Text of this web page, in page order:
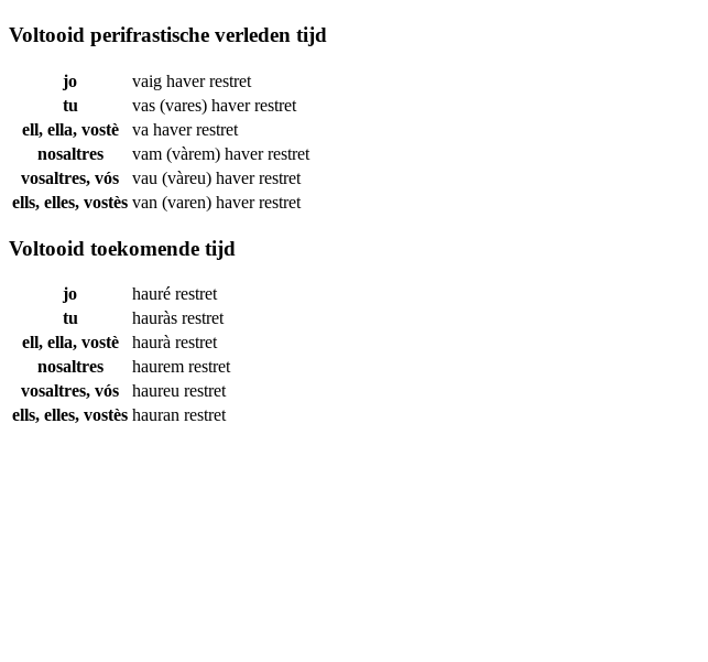
Voltooid perifrastische verleden tijd
jo vaig haverrestret
tu
vas (vares) haverrestret
ell, ella, vostè
va haverrestret
nosaltres
vam (vàrem) haverrestret
vosaltres, vós
vau (vàreu) haverrestret
ells, elles, vostès van (varen) haverrestret
Voltooid toekomende tijd
jo hauré restret
tu
hauràs restret
ell, ella, vostè
haurà restret
nosaltres
haurem restret
vosaltres, vós
haureu restret
ells, elles, vostès hauran restret